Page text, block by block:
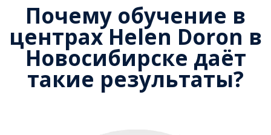
Почему обучение в
центрах Helen Doron в
Новосибирске даёт
такие результаты?